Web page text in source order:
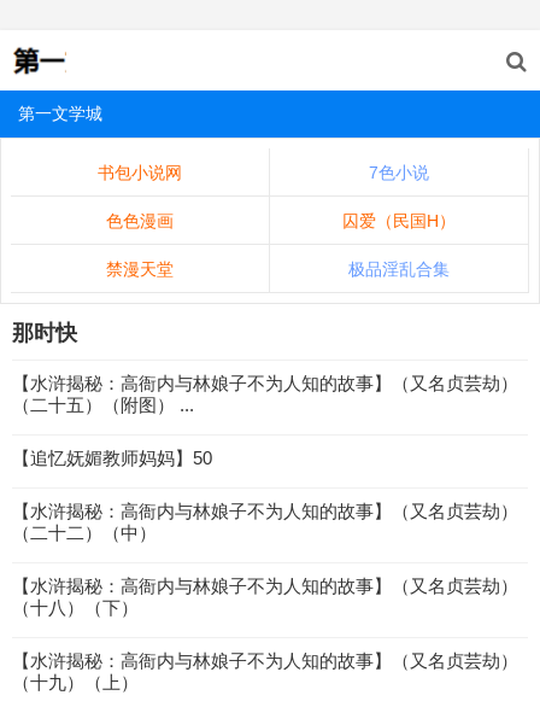
第一文学城
书包小说网 7色小说
色色漫画 囚爱（民国H）
禁漫天堂 极品淫乱合集
那时快
【水浒揭秘：高衙内与林娘子不为人知的故事】（又名贞芸劫）
（二十五）（附图） ...
【追忆妩媚教师妈妈】50
【水浒揭秘：高衙内与林娘子不为人知的故事】（又名贞芸劫）
（二十二）（中）
【水浒揭秘：高衙内与林娘子不为人知的故事】（又名贞芸劫）
（十八）（下）
【水浒揭秘：高衙内与林娘子不为人知的故事】（又名贞芸劫）
（十九）（上）